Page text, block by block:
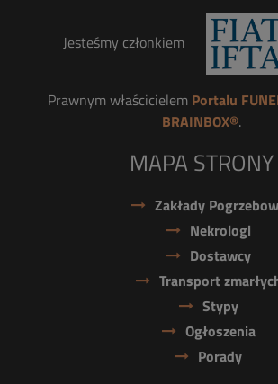
Jesteśmy członkiem
Prawnym właścicielem Portalu
BRAINBOX®.
MAPA STRONY
Zakłady
Nekrologi
Dostawcy
Transport
Stypy
Ogłoszenia
Porady